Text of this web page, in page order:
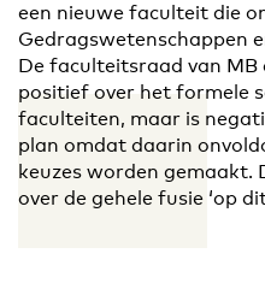
een nieuwe faculteit die
Gedragswetenschappen
De faculteitsraad van
positief over het formele
faculteiten, maar is
plan omdat daarin
keuzes worden gemaakt.
over de gehele fusie ‘op